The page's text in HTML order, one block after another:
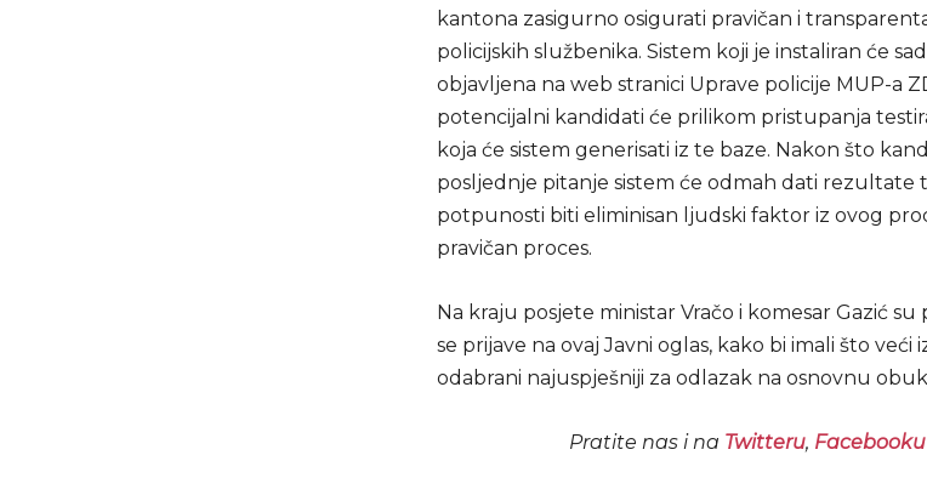
kantona zasigurno osigurati pravičan i
policijskih službenika. Sistem koji je instaliran će
objavljena na web stranici Uprave policije MUP-a
potencijalni kandidati će prilikom pristupanja
koja će sistem generisati iz te baze. Nakon što
posljednje pitanje sistem će odmah dati rezultate
potpunosti biti eliminisan ljudski faktor iz ovog
pravičan proces.
Na kraju posjete ministar Vračo i komesar Gazić
se prijave na ovaj Javni oglas, kako bi imali što
odabrani najuspješniji za odlazak na osnovnu
Pratite nas i na Twitteru, Facebooku